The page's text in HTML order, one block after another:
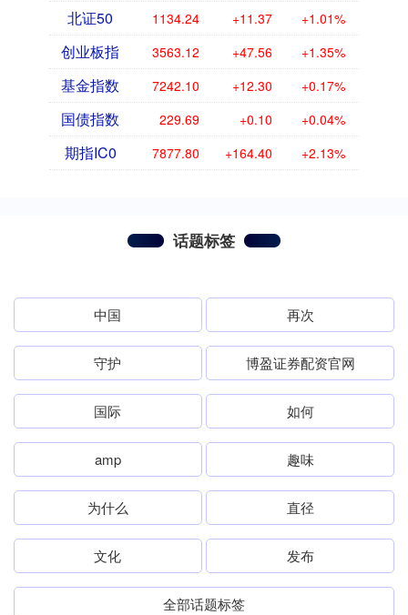
北证50 1134.24 +11.37 +1.01%
创业板指 3563.12 +47.56 +1.35%
基金指数 7242.10 +12.30 +0.17%
国债指数 229.69 +0.10 +0.04%
期指IC0 7877.80 +164.40 +2.13%
话题标签
中国 再次
守护 博盈证券配资官网
国际 如何
amp 趣味
为什么 直径
文化 发布
全部话题标签